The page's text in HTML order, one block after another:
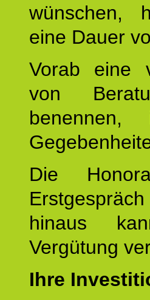
wünschen,
eine Dauer
Vorab eine
von
Die
hinaus
Vergütung
Ihre